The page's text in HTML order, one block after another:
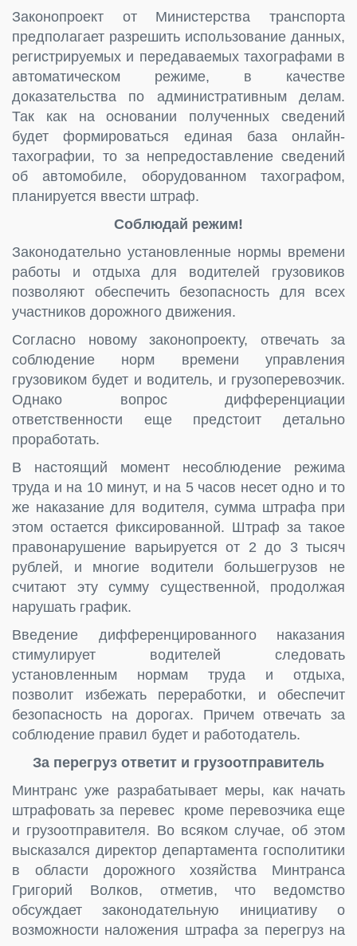
Законопроект от Министерства транспорта
предполагает разрешить использование данных,
регистрируемых и передаваемых тахографами в
автоматическом режиме, в качестве
доказательства по административным делам.
Так как на основании полученных сведений
будет формироваться единая база онлайн-
тахографии, то за непредоставление сведений
об автомобиле, оборудованном тахографом,
планируется ввести штраф.
Соблюдай режим!
Законодательно установленные нормы времени
работы и отдыха для водителей грузовиков
позволяют обеспечить безопасность для всех
участников дорожного движения.
Согласно новому законопроекту, отвечать за
соблюдение норм времени управления
грузовиком будет и водитель, и грузоперевозчик.
Однако вопрос дифференциации
ответственности еще предстоит детально
проработать.
В настоящий момент несоблюдение режима
труда и на 10 минут, и на 5 часов несет одно и то
же наказание для водителя, сумма штрафа при
этом остается фиксированной. Штраф за такое
правонарушение варьируется от 2 до 3 тысяч
рублей, и многие водители большегрузов не
считают эту сумму существенной, продолжая
нарушать график.
Введение дифференцированного наказания
стимулирует водителей следовать
установленным нормам труда и отдыха,
позволит избежать переработки, и обеспечит
безопасность на дорогах. Причем отвечать за
соблюдение правил будет и работодатель.
За перегруз ответит и грузоотправитель
Минтранс уже разрабатывает меры, как начать
штрафовать за перевес кроме перевозчика еще
и грузоотправителя. Во всяком случае, об этом
высказался директор департамента госполитики
в области дорожного хозяйства Минтранса
Григорий Волков, отметив, что ведомство
обсуждает законодательную инициативу о
возможности наложения штрафа за перегруз на